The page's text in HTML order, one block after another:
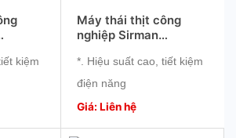
kiệm
thuận
Máy thái thịt công
nghiệp Sirman
INGR TOP
*. Hiệu suất cao, tiết kiệm
điện năng
*. Động cơ mạnh mẽ
*. Nhỏ gọn, sử dụng thuận
Giá: Liên hệ